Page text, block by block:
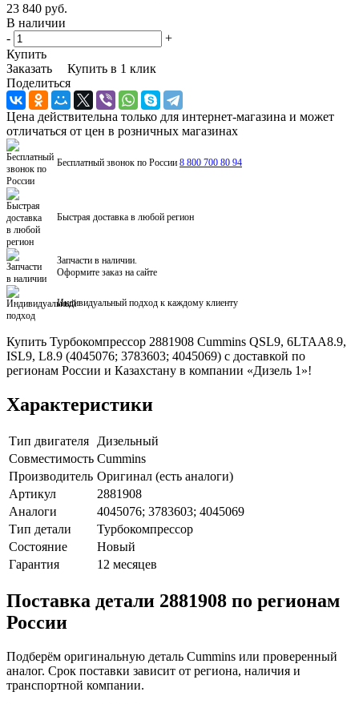
23 840 руб.
В наличии
-
+
Купить
Заказать
Купить в 1 клик
Поделиться
Цена действительна только для интернет-магазина и может
отличаться от цен в розничных магазинах
Бесплатный звонок по России 8 800 700 80 94
Быстрая доставка в любой регион
Запчасти в наличии.
Оформите заказ на сайте
Индивидуальный подход к каждому клиенту
Купить Турбокомпрессор 2881908 Cummins QSL9, 6LTAA8.9,
ISL9, L8.9 (4045076; 3783603; 4045069) с доставкой по
регионам России и Казахстану в компании «Дизель 1»!
Характеристики
Тип двигателя
Дизельный
Совместимость Cummins
Производитель Оригинал (есть аналоги)
Артикул
2881908
Аналоги
4045076; 3783603; 4045069
Тип детали
Турбокомпрессор
Состояние
Новый
Гарантия
12 месяцев
Поставка детали 2881908 по регионам
России
Подберём оригинальную деталь Cummins или проверенный
аналог. Срок поставки зависит от региона, наличия и
транспортной компании.